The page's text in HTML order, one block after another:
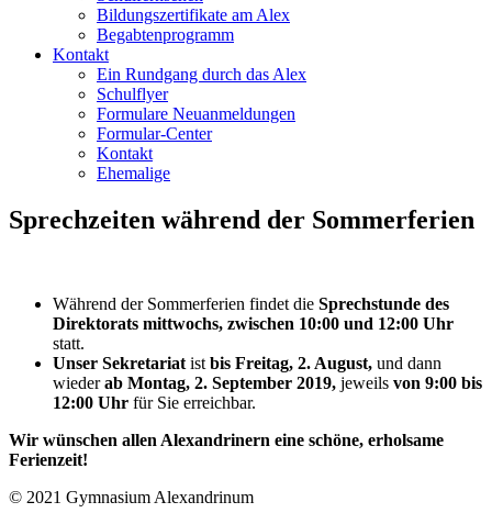
Bildungszertifikate am Alex
Begabtenprogramm
Kontakt
Ein Rundgang durch das Alex
Schulflyer
Formulare Neuanmeldungen
Formular-Center
Kontakt
Ehemalige
Sprechzeiten während der Sommerferien
Während der Sommerferien findet die Sprechstunde des
Direktorats mittwochs, zwischen 10:00 und 12:00 Uhr
statt.
Unser Sekretariat ist bis Freitag, 2. August, und dann
wiederab Montag, 2. September 2019, jeweils von 9:00 bis
12:00 Uhr für Sie erreichbar.
Wir wünschen allen Alexandrinern eine schöne, erholsame
Ferienzeit!
© 2021 Gymnasium Alexandrinum